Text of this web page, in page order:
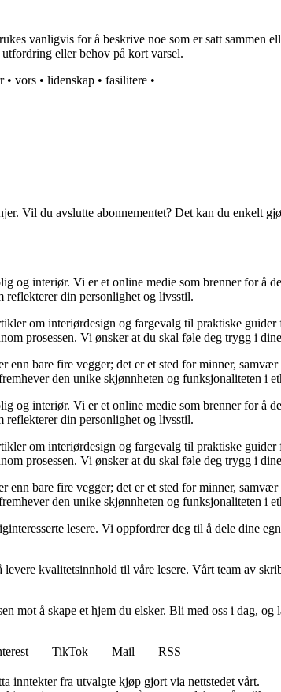
vanligvis for å beskrive noe som er satt sammen
eller behov på kort varsel.
• vors • lidenskap • fasilitere •
Vil du avslutte abonnementet? Det kan du enkelt
interiør. Vi er et online medie som brenner for å
reflekterer din personlighet og livsstil.
om interiørdesign og fargevalg til praktiske
prosessen. Vi ønsker at du skal føle deg trygg i
bare fire vegger; det er et sted for minner,
den unike skjønnheten og funksjonaliteten i
interiør. Vi er et online medie som brenner for å
reflekterer din personlighet og livsstil.
om interiørdesign og fargevalg til praktiske
prosessen. Vi ønsker at du skal føle deg trygg i
bare fire vegger; det er et sted for minner,
den unike skjønnheten og funksjonaliteten i
lesere. Vi oppfordrer deg til å dele dine
kvalitetsinnhold til våre lesere. Vårt team av
mot å skape et hjem du elsker. Bli med oss i dag,
TikTok Mail
RSS
inntekter fra utvalgte kjøp gjort via nettstedet vårt.